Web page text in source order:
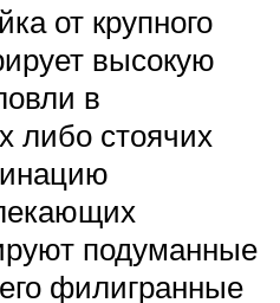
от крупного
высокую
в
либо стоячих
подуманные
филигранные